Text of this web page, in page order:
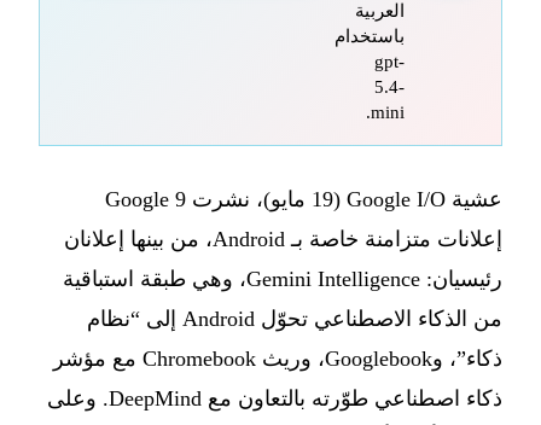
العربية
باستخدام
gpt-
5.4-
mini.
عشية Google I/O (19 مايو)، نشرت Google 9
إعلانات متزامنة خاصة بـ Android، من بينها إعلانان
رئيسيان: Gemini Intelligence، وهي طبقة استباقية
من الذكاء الاصطناعي تحوّل Android إلى “نظام
ذكاء”، وGooglebook، وريث Chromebook مع مؤشر
ذكاء اصطناعي طوّرته بالتعاون مع DeepMind. وعلى